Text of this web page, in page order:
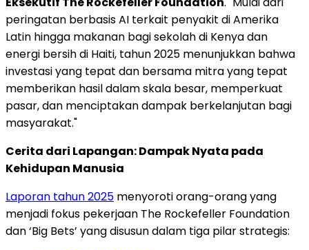
peringatan berbasis AI terkait penyakit di Amerika
Latin hingga makanan bagi sekolah di Kenya dan
energi bersih di Haiti, tahun 2025 menunjukkan bahwa
investasi yang tepat dan bersama mitra yang tepat
memberikan hasil dalam skala besar, memperkuat
pasar, dan menciptakan dampak berkelanjutan bagi
masyarakat."
Cerita dari Lapangan: Dampak Nyata pada
Kehidupan Manusia
Laporan tahun 2025 menyoroti orang-orang yang
menjadi fokus pekerjaan The Rockefeller Foundation
dan ‘Big Bets’ yang disusun dalam tiga pilar strategis: